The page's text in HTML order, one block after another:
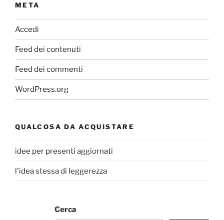
META
Accedi
Feed dei contenuti
Feed dei commenti
WordPress.org
QUALCOSA DA ACQUISTARE
idee per presenti aggiornati
l'idea stessa di leggerezza
Cerca